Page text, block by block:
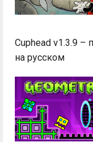
Cuphead v1.3.9 –
на русском